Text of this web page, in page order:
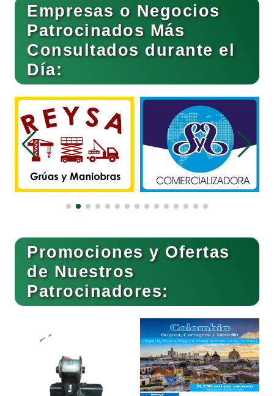
Basculas
Bebidas
Belleza
Bordados y Estampados
Boutiques
Buceo
Cafeterías
Cámaras de Comercio
Empresas o Negocios
Patrocinados Más
Consultados durante el
Día:
Promociones y Ofertas
de Nuestros
Patrocinadores: